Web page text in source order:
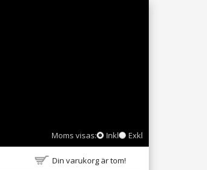
Moms visas: Inkl Exkl
Din varukorg är tom!